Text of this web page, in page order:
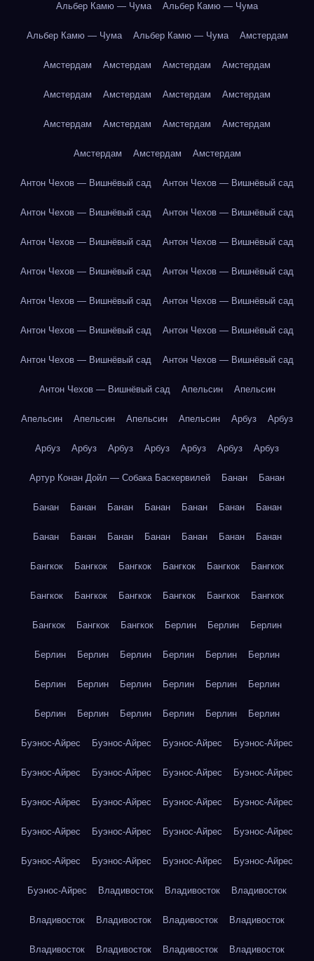
Альбер Камю — Чума Альбер Камю — Чума
Альбер Камю — Чума Альбер Камю — Чума Амстердам
Амстердам Амстердам Амстердам Амстердам
Амстердам Амстердам Амстердам Амстердам
Амстердам Амстердам Амстердам Амстердам
Амстердам Амстердам Амстердам
Антон Чехов — Вишнёвый сад Антон Чехов — Вишнёвый сад
Антон Чехов — Вишнёвый сад Антон Чехов — Вишнёвый сад
Антон Чехов — Вишнёвый сад Антон Чехов — Вишнёвый сад
Антон Чехов — Вишнёвый сад Антон Чехов — Вишнёвый сад
Антон Чехов — Вишнёвый сад Антон Чехов — Вишнёвый сад
Антон Чехов — Вишнёвый сад Антон Чехов — Вишнёвый сад
Антон Чехов — Вишнёвый сад Антон Чехов — Вишнёвый сад
Антон Чехов — Вишнёвый сад Апельсин Апельсин
Апельсин Апельсин Апельсин Апельсин Арбуз Арбуз
Арбуз Арбуз Арбуз Арбуз Арбуз Арбуз Арбуз
Артур Конан Дойл — Собака Баскервилей Банан Банан
Банан Банан Банан Банан Банан Банан Банан
Банан Банан Банан Банан Банан Банан Банан
Бангкок Бангкок Бангкок Бангкок Бангкок Бангкок
Бангкок Бангкок Бангкок Бангкок Бангкок Бангкок
Бангкок Бангкок Бангкок Берлин Берлин Берлин
Берлин Берлин Берлин Берлин Берлин Берлин
Берлин Берлин Берлин Берлин Берлин Берлин
Берлин Берлин Берлин Берлин Берлин Берлин
Буэнос-Айрес Буэнос-Айрес Буэнос-Айрес Буэнос-Айрес
Буэнос-Айрес Буэнос-Айрес Буэнос-Айрес Буэнос-Айрес
Буэнос-Айрес Буэнос-Айрес Буэнос-Айрес Буэнос-Айрес
Буэнос-Айрес Буэнос-Айрес Буэнос-Айрес Буэнос-Айрес
Буэнос-Айрес Буэнос-Айрес Буэнос-Айрес Буэнос-Айрес
Буэнос-Айрес Владивосток Владивосток Владивосток
Владивосток Владивосток Владивосток Владивосток
Владивосток Владивосток Владивосток Владивосток